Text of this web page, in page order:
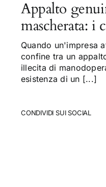
Appalto
mascherata: i
Quando un'impresa
confine tra un
illecita di
esistenza di un [...]
CONDIVIDI SUI SOCIAL